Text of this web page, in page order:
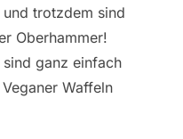
trotzdem sind
Oberhammer!
ganz einfach
Waffeln